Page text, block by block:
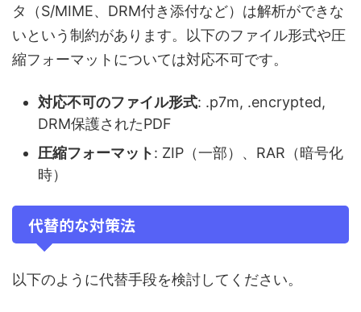
タ（S/MIME、DRM付き添付など）は解析ができな
いという制約があります。以下のファイル形式や圧
縮フォーマットについては対応不可です。
対応不可のファイル形式: .p7m, .encrypted,
DRM保護されたPDF
圧縮フォーマット: ZIP（一部）、RAR（暗号化
時）
代替的な対策法
以下のように代替手段を検討してください。